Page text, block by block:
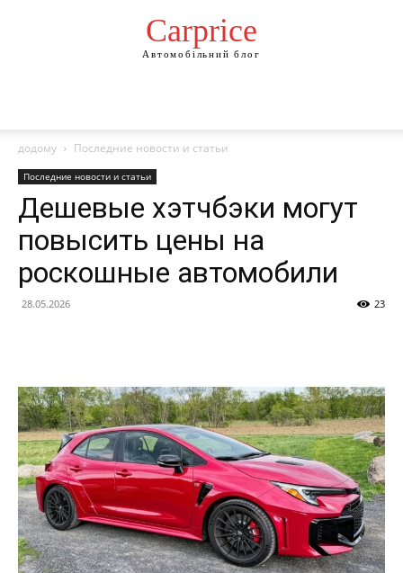
Сarprice
Автомобільний блог
додому Последние новости и статьи
Последние новости и статьи
Дешевые хэтчбэки могут
повысить цены на
роскошные автомобили
28.05.2026 23